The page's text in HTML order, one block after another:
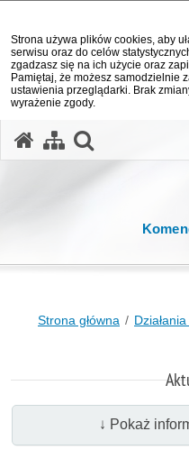
Strona używa plików cookies, aby
serwisu oraz do celów
zgadzasz się na ich użycie oraz
Pamiętaj, że możesz samodzielnie
ustawienia przeglądarki. Brak
wyrażenie zgody.
Strona główna
↓ Pokaż